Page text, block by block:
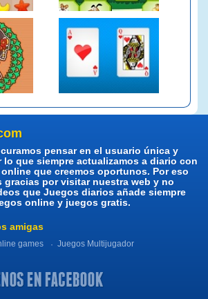
pensar en el usuario única y
que siempre actualizamos a diario con
que creemos oportunos. Por eso
gracias por visitar nuestra web y no
que Juegos diarios añade siempre
online y juegos gratis.
amigas
games Juegos Multijugador